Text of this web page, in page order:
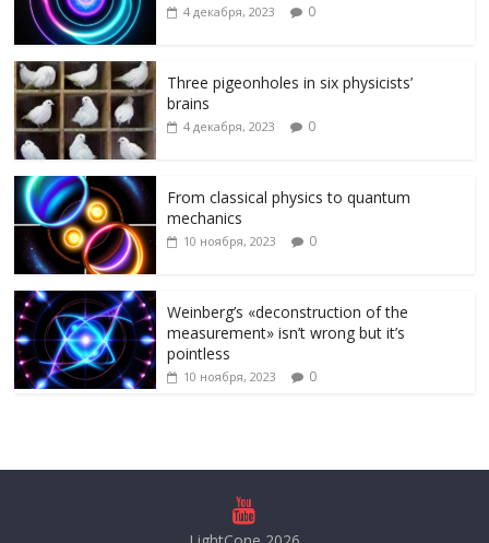
4 декабря, 2023 0
Three pigeonholes in six physicists’
brains
4 декабря, 2023 0
From classical physics to quantum
mechanics
10 ноября, 2023 0
Weinberg’s «deconstruction of the
measurement» isn’t wrong but it’s
pointless
10 ноября, 2023 0